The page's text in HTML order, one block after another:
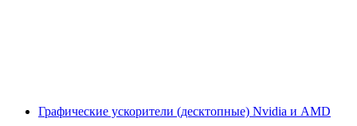
Графические ускорители (десктопные) Nvidia и AMD